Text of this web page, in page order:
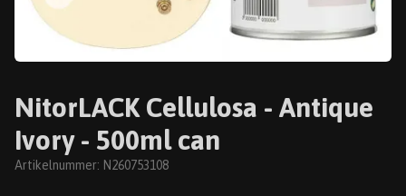
NitorLACK Cellulosa - Antique
Ivory - 500ml can
Artikelnummer: N260753108